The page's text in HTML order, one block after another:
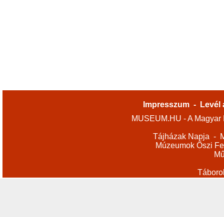
Impresszum -
Levél
MUSEUM.HU - A
Tájházak Napja -
Múzeumok Őszi